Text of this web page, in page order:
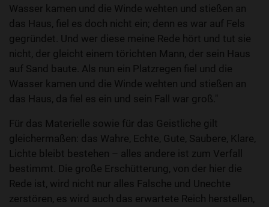
Wasser kamen und die Winde wehten und stießen an
das Haus, fiel es doch nicht ein; denn es war auf Fels
gegründet. Und wer diese meine Rede hört und tut sie
nicht, der gleicht einem törichten Mann, der sein Haus
auf Sand baute. Als nun ein Platzregen fiel und die
Wasser kamen und die Winde wehten und stießen an
das Haus, da fiel es ein und sein Fall war groß."
Für das Materielle sowie für das Geistliche gilt
gleichermaßen: das Wahre, Echte, Gute, Saubere, Klare,
Lichte bleibt bestehen – alles andere ist zum Verfall
bestimmt. Die große Erschütterung, von der hier die
Rede ist, wird nicht nur alles Falsche und Unechte
zerstören, es wird auch das erwartete Reich herstellen,